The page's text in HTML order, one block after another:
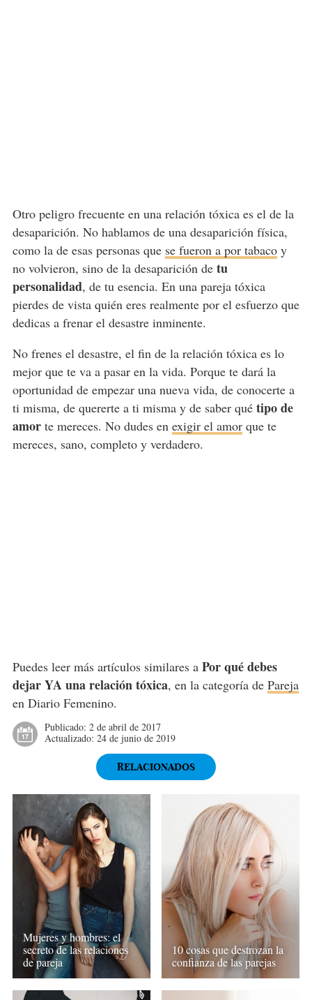
Otro peligro frecuente en una relación tóxica es el de la
desaparición. No hablamos de una desaparición física,
como la de esas personas que se fueron a por tabacoy
no volvieron, sino de la desaparición de tu
personalidad, de tu esencia. En una pareja tóxica
pierdes de vista quién eres realmente por el esfuerzo que
dedicas a frenar el desastre inminente.
No frenes el desastre, el fin de la relación tóxica es lo
mejor que te va a pasar en la vida. Porque te dará la
oportunidad de empezar una nueva vida, de conocerte a
ti misma, de quererte a ti misma y de saber qué tipo de
amorte mereces. No dudes en exigir el amorque te
mereces, sano, completo y verdadero.
Puedes leer más artículos similares a Por qué debes
dejar YA una relación tóxica, en la categoría de Pareja
en Diario Femenino.
Publicado: 2 de abril de 2017
Actualizado: 24 de junio de 2019
RELACIONADOS
Mujeres y hombres: el
secreto de las relaciones
de pareja
10 cosas que destrozan la
confianza de las parejas